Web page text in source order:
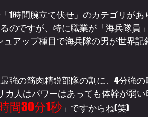
1時間腕立て伏せ」のカテゴリがあ
のですが、特に職業が「海兵隊員
アップ種目で海兵隊の男が世界記
強の筋肉精鋭部隊の割に、4分強
人はパワーはあっても体幹が弱い
間30分1秒 」ですからね(笑)